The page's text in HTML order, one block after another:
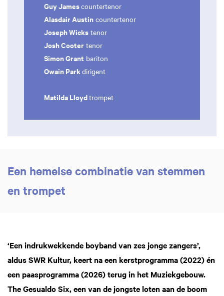
Guy Jamescountertenor
Alasdair Austin countertenor
Joseph Wicks tenor
Josh Cooter tenor
Simon Grant bariton
Owain Parkdirigent
Matilda Lloydtrompet
Een hemelse combinatie van stemmen
en trompet
‘Een indrukwekkende boyband van zes jonge zangers’,
aldus SWR Kultur, keert na een kerstprogramma (2022) én
een paasprogramma (2026) terug in het Muziekgebouw.
The Gesualdo Six, een van de jongste loten aan de boom